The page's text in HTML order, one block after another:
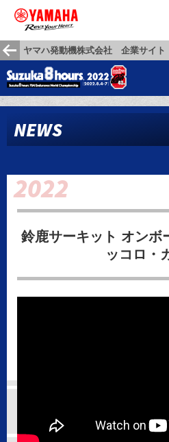
ヤマハ発動機株式会社 企業サイト
NEWS
鈴鹿サーキット オンボ
ッコロ・